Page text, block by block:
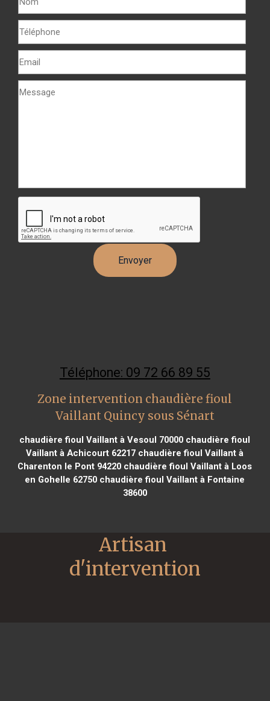
Téléphone: 09 72 66 89 55
Zone intervention chaudière fioul
Vaillant Quincy sous Sénart
chaudière fioul Vaillant à Vesoul 70000 chaudière fioul
Vaillant à Achicourt 62217 chaudière fioul Vaillant à
Charenton le Pont 94220 chaudière fioul Vaillant à Loos
en Gohelle 62750 chaudière fioul Vaillant à Fontaine
38600
Artisan
d'intervention